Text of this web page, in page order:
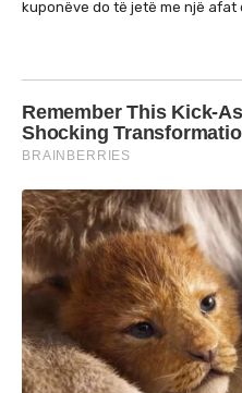
kuponëve do të jetë me një afat